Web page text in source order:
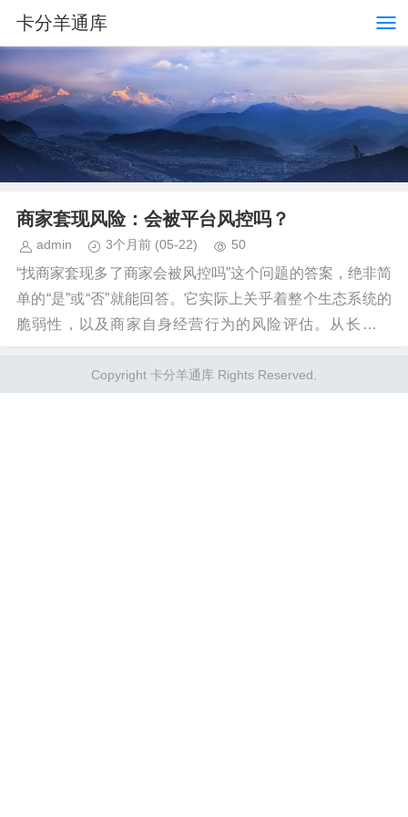
卡分羊通库
商家套现风险：会被平台风控吗？
admin 3个月前 (05-22) 50
“找商家套现多了商家会被风控吗”这个问题的答案，绝非简
单的“是”或“否”就能回答。它实际上关乎着整个生态系统的
脆弱性，以及商家自身经营行为的风险评估。从长远来
Copyright 卡分羊通库 Rights Reserved.